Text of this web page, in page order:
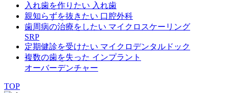
入れ歯を作りたい 入れ歯
親知らずを抜きたい 口腔外科
歯周病の治療をしたい マイクロスケーリング
SRP
定期健診を受けたい マイクロデンタルドック
複数の歯を失った インプラント
オーバーデンチャー
TOP